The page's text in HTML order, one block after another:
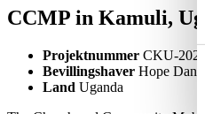
CCMP in Kamuli,
Projektnummer CKU-
Bevillingshaver Hope
Land Uganda